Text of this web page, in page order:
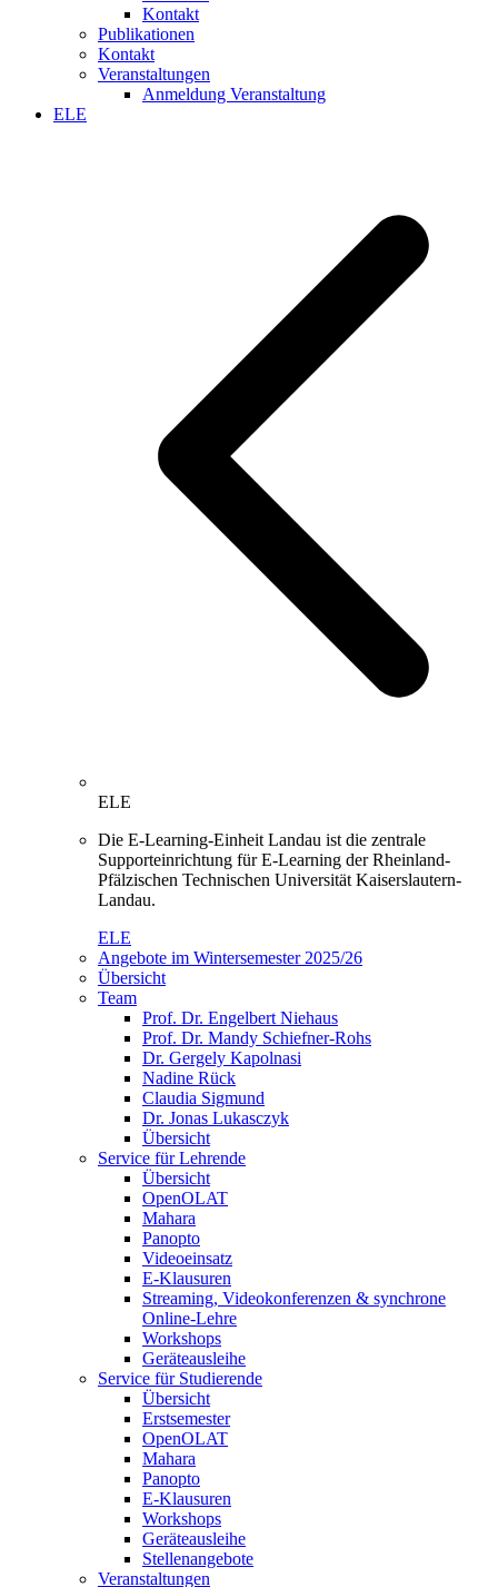
Kontakt
Publikationen
Kontakt
Veranstaltungen
Anmeldung Veranstaltung
ELE
ELE
Die E-Learning-Einheit Landau ist die zentrale
Supporteinrichtung für E-Learning der Rheinland-
Pfälzischen Technischen Universität Kaiserslautern-
Landau.
ELE
Angebote im Wintersemester 2025/26
Übersicht
Team
Prof. Dr. Engelbert Niehaus
Prof. Dr. Mandy Schiefner-Rohs
Dr. Gergely Kapolnasi
Nadine Rück
Claudia Sigmund
Dr. Jonas Lukasczyk
Übersicht
Service für Lehrende
Übersicht
OpenOLAT
Mahara
Panopto
Videoeinsatz
E-Klausuren
Streaming, Videokonferenzen & synchrone
Online-Lehre
Workshops
Geräteausleihe
Service für Studierende
Übersicht
Erstsemester
OpenOLAT
Mahara
Panopto
E-Klausuren
Workshops
Geräteausleihe
Stellenangebote
Veranstaltungen